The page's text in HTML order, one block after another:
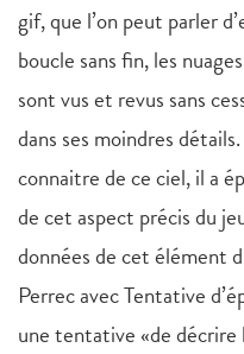
gif, que l’on peut parler
boucle sans fin, les
sont vus et revus sans
dans ses moindres
connaitre de ce ciel, il a
de cet aspect précis du
données de cet élément
Perrec avec Tentative
une tentative «de